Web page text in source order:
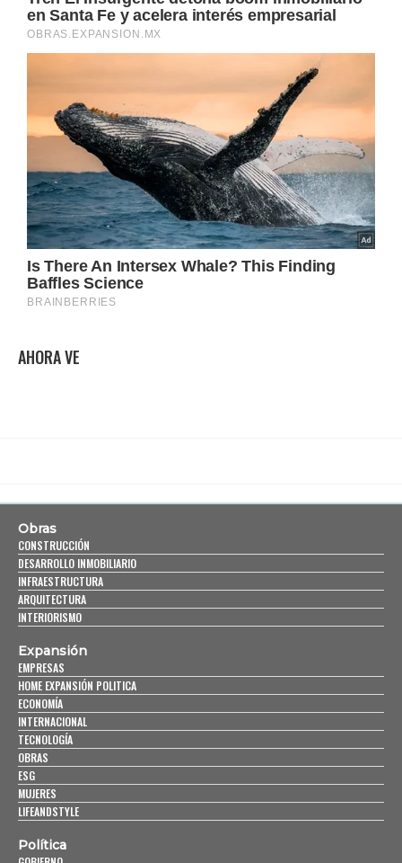
AHORA VE
Obras
CONSTRUCCIÓN
DESARROLLO INMOBILIARIO
INFRAESTRUCTURA
ARQUITECTURA
INTERIORISMO
Expansión
EMPRESAS
HOME EXPANSIÓN POLITICA
ECONOMÍA
INTERNACIONAL
TECNOLOGÍA
OBRAS
ESG
MUJERES
LIFEANDSTYLE
Política